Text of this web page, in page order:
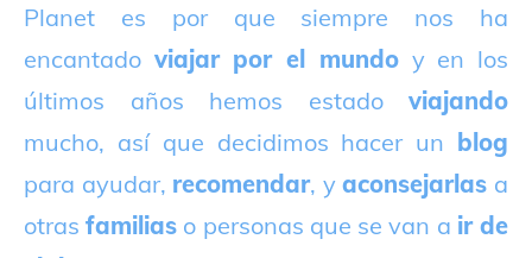
Planet es por que siempre nos ha
encantado viajar por el mundoy en los
últimos años hemos estado viajando
mucho, así que decidimos hacer un blog
para ayudar, recomendar, yaconsejarlas a
otrasfamilias o personas que se van a ir de